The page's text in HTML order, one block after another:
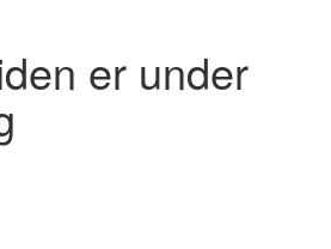
er under